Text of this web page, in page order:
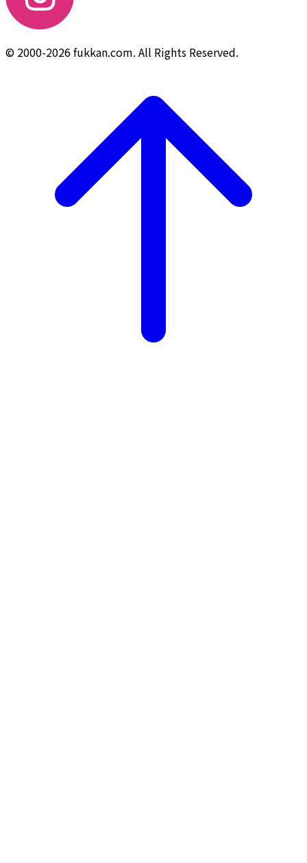
© 2000-2026 fukkan.com. All Rights Reserved.